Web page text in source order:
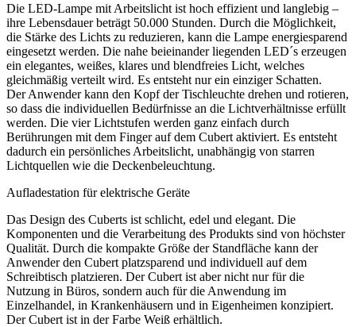
Die LED-Lampe mit Arbeitslicht ist hoch effizient und langlebig –
ihre Lebensdauer beträgt 50.000 Stunden. Durch die Möglichkeit,
die Stärke des Lichts zu reduzieren, kann die Lampe energiesparend
eingesetzt werden. Die nahe beieinander liegenden LED´s erzeugen
ein elegantes, weißes, klares und blendfreies Licht, welches
gleichmäßig verteilt wird. Es entsteht nur ein einziger Schatten.
Der Anwender kann den Kopf der Tischleuchte drehen und rotieren,
so dass die individuellen Bedürfnisse an die Lichtverhältnisse erfüllt
werden. Die vier Lichtstufen werden ganz einfach durch
Berührungen mit dem Finger auf dem Cubert aktiviert. Es entsteht
dadurch ein persönliches Arbeitslicht, unabhängig von starren
Lichtquellen wie die Deckenbeleuchtung.
Aufladestation für elektrische Geräte
Das Design des Cuberts ist schlicht, edel und elegant. Die
Komponenten und die Verarbeitung des Produkts sind von höchster
Qualität. Durch die kompakte Größe der Standfläche kann der
Anwender den Cubert platzsparend und individuell auf dem
Schreibtisch platzieren. Der Cubert ist aber nicht nur für die
Nutzung in Büros, sondern auch für die Anwendung im
Einzelhandel, in Krankenhäusern und in Eigenheimen konzipiert.
Der Cubert ist in der Farbe Weiß erhältlich.